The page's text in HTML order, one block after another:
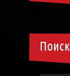
Поиск